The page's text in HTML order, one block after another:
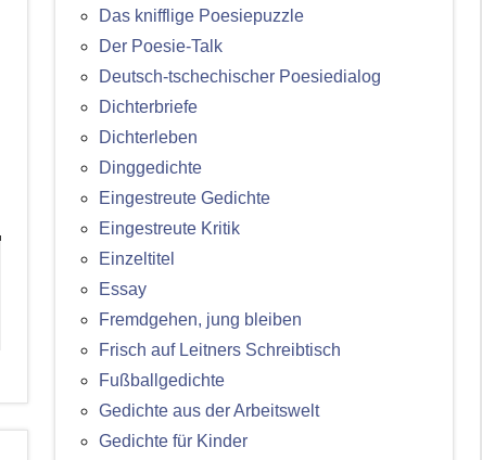
Das knifflige Poesiepuzzle
Der Poesie-Talk
Deutsch-tschechischer Poesiedialog
Dichterbriefe
Dichterleben
Dinggedichte
Eingestreute Gedichte
Eingestreute Kritik
Einzeltitel
Essay
Fremdgehen, jung bleiben
Frisch auf Leitners Schreibtisch
Fußballgedichte
Gedichte aus der Arbeitswelt
Gedichte für Kinder